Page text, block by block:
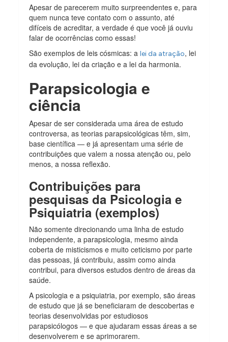
Apesar de parecerem muito surpreendentes e, para
quem nunca teve contato com o assunto, até
difíceis de acreditar, a verdade é que você já ouviu
falar de ocorrências como essas!
São exemplos de leis cósmicas: alei da atração, lei
da evolução, lei da criação e a lei da harmonia.
Parapsicologia e
ciência
Apesar de ser considerada uma área de estudo
controversa, as teorias parapsicológicas têm, sim,
base científica — e já apresentam uma série de
contribuições que valem a nossa atenção ou, pelo
menos, a nossa reflexão.
Contribuições para
pesquisas da Psicologia e
Psiquiatria (exemplos)
Não somente direcionando uma linha de estudo
independente, a parapsicologia, mesmo ainda
coberta de misticismos e muito ceticismo por parte
das pessoas, já contribuiu, assim como ainda
contribui, para diversos estudos dentro de áreas da
saúde.
A psicologia e a psiquiatria, por exemplo, são áreas
de estudo que já se beneficiaram de descobertas e
teorias desenvolvidas por estudiosos
parapsicólogos — e que ajudaram essas áreas a se
desenvolverem e se aprimorarem.